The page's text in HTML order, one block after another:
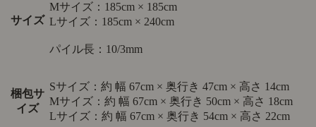
サイズ
Mサイズ：185cm × 185cm
Lサイズ：185cm × 240cm
パイル長：10/3mm
梱包サ
イズ
Sサイズ：約 幅 67cm × 奥行き 47cm × 高さ 14cm
Mサイズ：約 幅 67cm × 奥行き 50cm × 高さ 18cm
Lサイズ：約 幅 67cm × 奥行き 54cm × 高さ 22cm